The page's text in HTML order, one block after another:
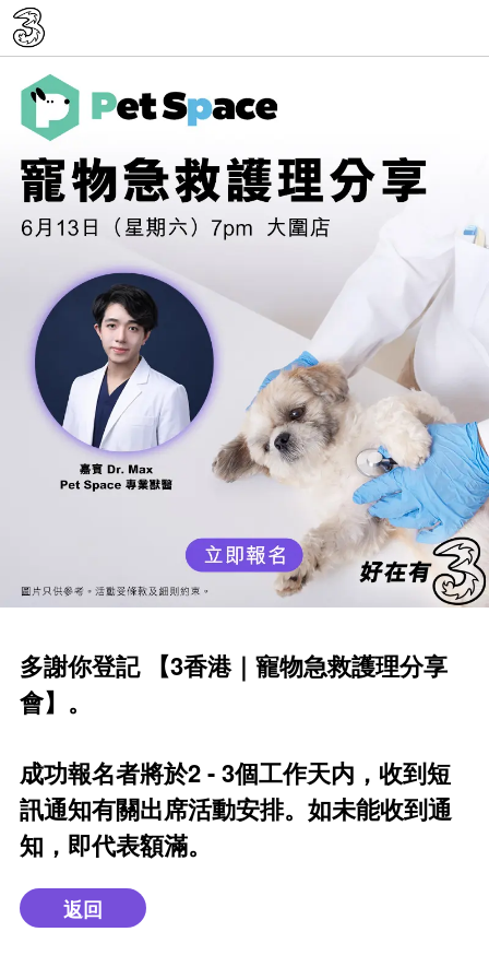
多謝你登記 【3香港｜寵物急救護理分享
會】。
成功報名者將於2 - 3個工作天内，收到短
訊通知有關出席活動安排。如未能收到通
知，即代表額滿。
返回